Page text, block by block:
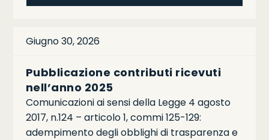
Giugno 30, 2026
Pubblicazione contributi ricevuti
nell’anno 2025
Comunicazioni ai sensi della Legge 4 agosto
2017, n.124 – articolo 1, commi 125-129:
adempimento degli obblighi di trasparenza e